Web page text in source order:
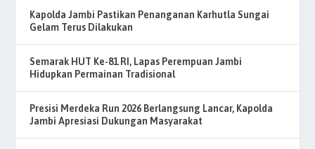
Kapolda Jambi Pastikan Penanganan Karhutla Sungai
Gelam Terus Dilakukan
Semarak HUT Ke-81 RI, Lapas Perempuan Jambi
Hidupkan Permainan Tradisional
Presisi Merdeka Run 2026 Berlangsung Lancar, Kapolda
Jambi Apresiasi Dukungan Masyarakat